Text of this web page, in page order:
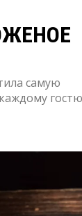
самую
гостю